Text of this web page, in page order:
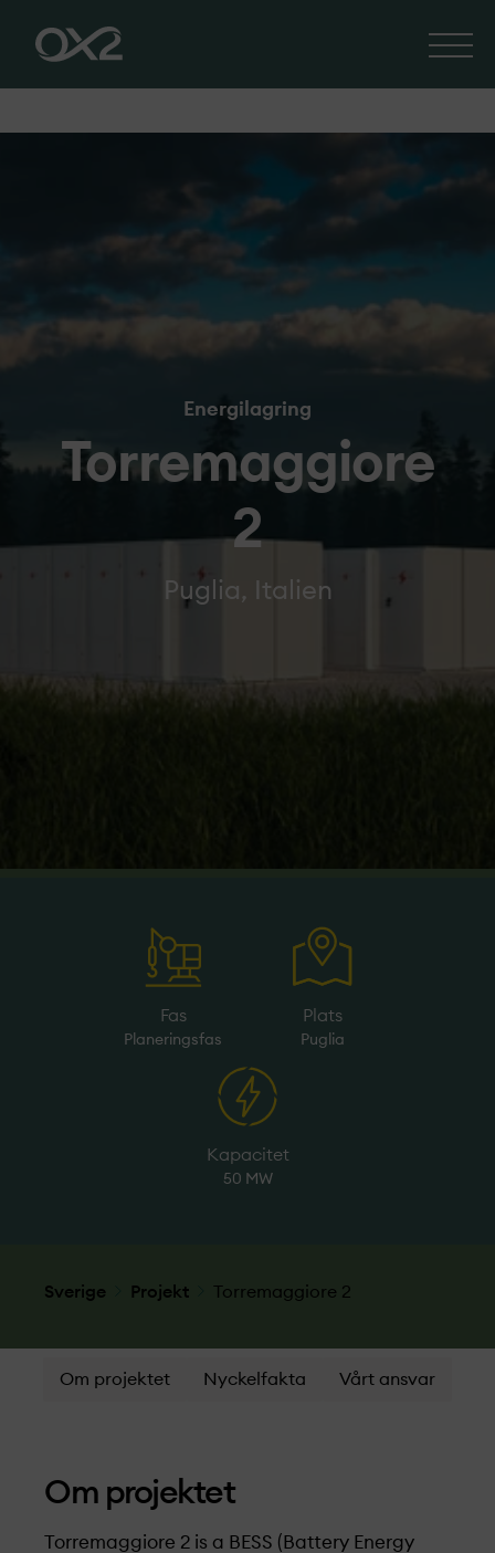
Energilagring
Torremaggiore
2
Puglia, Italien
Fas
Planeringsfas
Plats
Puglia
Kapacitet
50 MW
Sverige Projekt­ Torremaggiore 2
Om projektet Nyckelfakta Vårt ansvar
Om projekt­et
Torremaggiore 2 is a BESS (Battery Energy